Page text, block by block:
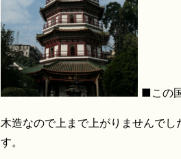
■この
木造なので上まで上がりませんで
す。